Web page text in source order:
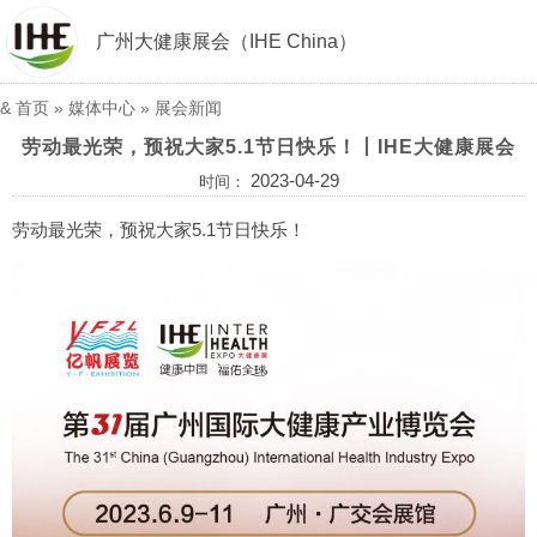
广州大健康展会（IHE China）
& 首页 » 媒体中心 » 展会新闻
劳动最光荣，预祝大家5.1节日快乐！丨IHE大健康展会
时间： 2023-04-29
劳动最光荣，预祝大家5.1节日快乐！